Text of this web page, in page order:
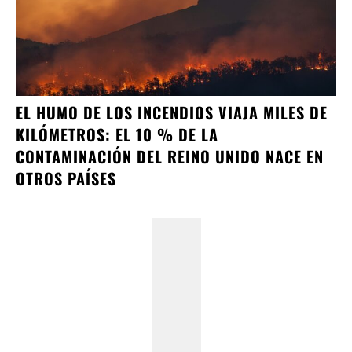
EL HUMO DE LOS INCENDIOS VIAJA MILES DE
KILÓMETROS: EL 10 % DE LA
CONTAMINACIÓN DEL REINO UNIDO NACE EN
OTROS PAÍSES